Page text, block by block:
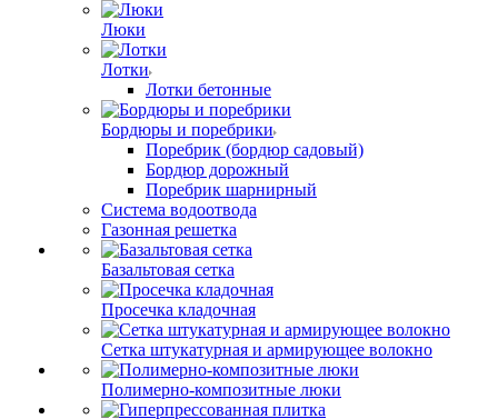
Люки
Лотки
Лотки бетонные
Бордюры и поребрики
Поребрик (бордюр садовый)
Бордюр дорожный
Поребрик шарнирный
Система водоотвода
Газонная решетка
Базальтовая сетка
Просечка кладочная
Сетка штукатурная и армирующее волокно
Полимерно-композитные люки